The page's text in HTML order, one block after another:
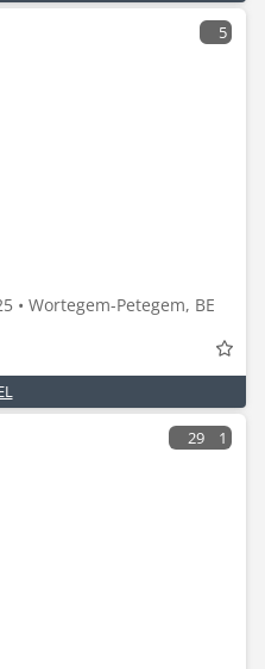
5
• Wortegem-Petegem, BE
29 1